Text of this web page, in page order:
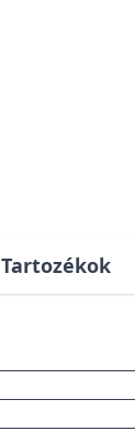
Tartozékok